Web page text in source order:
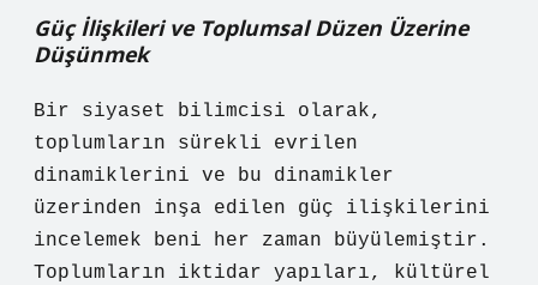
Güç İlişkileri ve Toplumsal Düzen Üzerine
Düşünmek
Bir siyaset bilimcisi olarak,
toplumların sürekli evrilen
dinamiklerini ve bu dinamikler
üzerinden inşa edilen güç ilişkilerini
incelemek beni her zaman büyülemiştir.
Toplumların iktidar yapıları, kültürel